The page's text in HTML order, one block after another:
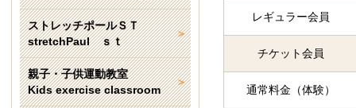
ストレッチポールＳＴ
stretchPaul ｓｔ
親子・子供運動教室
Kids exercise classroom
レギュラー会員
チケット会員
通常料金（体験）